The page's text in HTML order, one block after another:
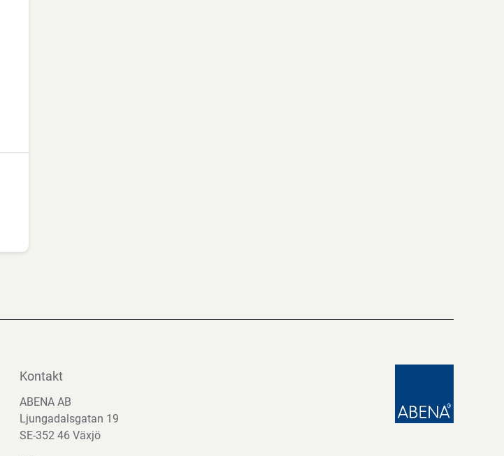
Kontakt
ABENA AB
Ljungadalsgatan 19
SE-352 46 Växjö